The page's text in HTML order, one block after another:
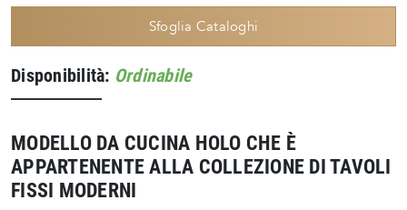
Sfoglia Cataloghi
Disponibilità: Ordinabile
MODELLO DA CUCINA HOLO CHE È
APPARTENENTE ALLA COLLEZIONE DI TAVOLI
FISSI MODERNI